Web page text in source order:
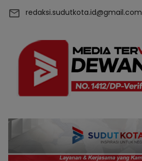
redaksi.sudutkota.id@gmail.com